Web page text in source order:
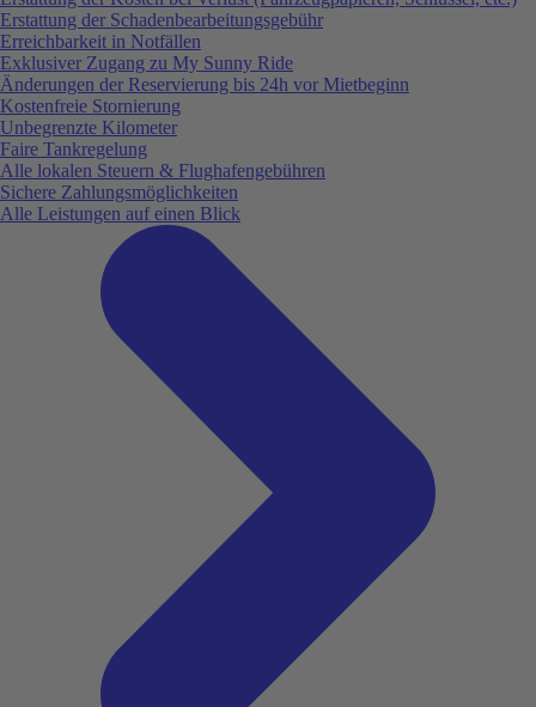
Erstattung der Schadenbearbeitungsgebühr
Erreichbarkeit in Notfällen
Exklusiver Zugang zu My Sunny Ride
Änderungen der Reservierung bis 24h vor Mietbeginn
Kostenfreie Stornierung
Unbegrenzte Kilometer
Faire Tankregelung
Alle lokalen Steuern & Flughafengebühren
Sichere Zahlungsmöglichkeiten
Alle Leistungen auf einen Blick